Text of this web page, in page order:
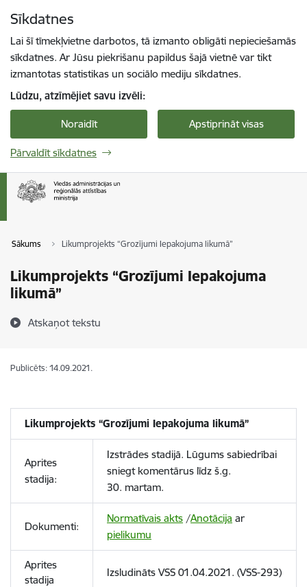
Sīkdatnes
Lai šī tīmekļvietne darbotos, tā izmanto obligāti nepieciešamās
sīkdatnes. Ar Jūsu piekrišanu papildus šajā vietnē var tikt
izmantotas statistikas un sociālo mediju sīkdatnes.
Lūdzu, atzīmējiet savu izvēli:
Noraidīt Apstiprināt visas
Pārvaldīt sīkdatnes
Sākums Likumprojekts “Grozījumi Iepakojuma likumā”
Likumprojekts “Grozījumi Iepakojuma
likumā”
Atskaņot tekstu
Publicēts: 14.09.2021.
Likumprojekts “Grozījumi Iepakojuma likumā”
Aprites
stadija:
Izstrādes stadijā. Lūgums sabiedrībai
sniegt komentārus līdz š.g.
30. martam.
Dokumenti:
Normatīvais akts /Anotācija ar
pielikumu
Aprites
stadija
Izsludināts VSS 01.04.2021. (VSS-293)